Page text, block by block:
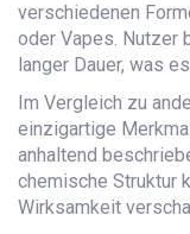
verschiedenen
oder Vapes. Nutzer
langer Dauer, was
Im Vergleich zu
einzigartige
anhaltend
chemische Struktur
Wirksamkeit